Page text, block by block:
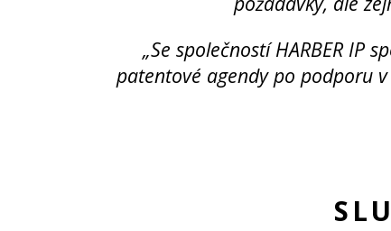
„Se společností HARBER IP
patentové agendy po podporu